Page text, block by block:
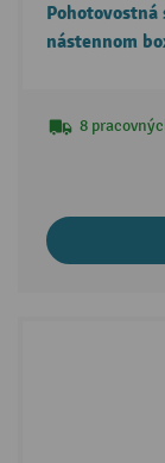
nástennom
8